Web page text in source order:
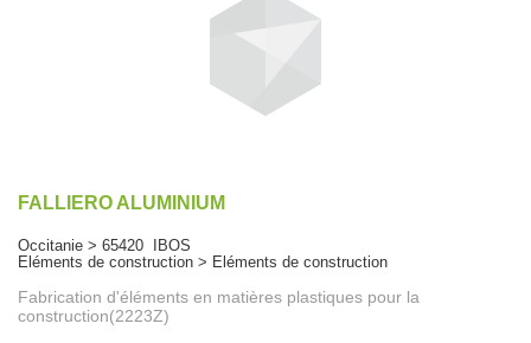
FALLIERO ALUMINIUM
Occitanie > 65420 IBOS
Eléments de construction > Eléments de construction
Fabrication d'éléments en matières plastiques pour la
construction(2223Z)